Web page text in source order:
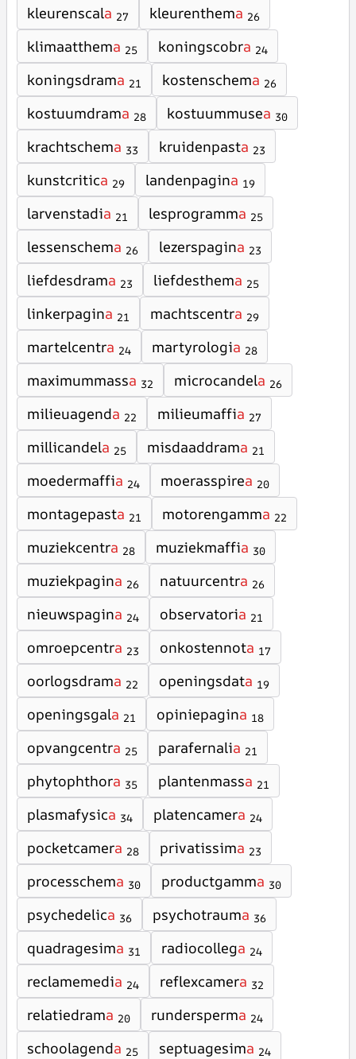
kleurenscala 27 kleurenthema 26
klimaatthema 25 koningscobra 24
koningsdrama 21 kostenschema 26
kostuumdrama 28 kostuummusea 30
krachtschema 33 kruidenpasta 23
kunstcritica 29 landenpagina 19
larvenstadia 21 lesprogramma 25
lessenschema 26 lezerspagina 23
liefdesdrama 23 liefdesthema 25
linkerpagina 21 machtscentra 29
martelcentra 24 martyrologia 28
maximummassa 32 microcandela 26
milieuagenda 22 milieumaffia 27
millicandela 25 misdaaddrama 21
moedermaffia 24 moerasspirea 20
montagepasta 21 motorengamma 22
muziekcentra 28 muziekmaffia 30
muziekpagina 26 natuurcentra 26
nieuwspagina 24 observatoria 21
omroepcentra 23 onkostennota 17
oorlogsdrama 22 openingsdata 19
openingsgala 21 opiniepagina 18
opvangcentra 25 parafernalia 21
phytophthora 35 plantenmassa 21
plasmafysica 34 platencamera 24
pocketcamera 28 privatissima 23
processchema 30 productgamma 30
psychedelica 36 psychotrauma 36
quadragesima 31 radiocollega 24
reclamemedia 24 reflexcamera 32
relatiedrama 20 rundersperma 24
schoolagenda 25 septuagesima 24